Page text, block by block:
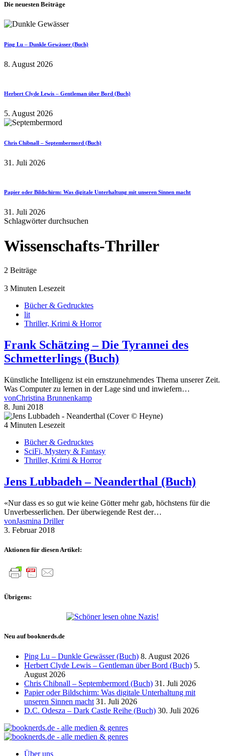
Die neuesten Beiträge
Ping Lu – Dunkle Gewässer (Buch)
8. August 2026
Herbert Clyde Lewis – Gentleman über Bord (Buch)
5. August 2026
Chris Chibnall – Septembermord (Buch)
31. Juli 2026
Papier oder Bildschirm: Was digitale Unterhaltung mit unseren Sinnen macht
31. Juli 2026
Schlagwörter durchsuchen
Wissenschafts-Thriller
2 Beiträge
3 Minuten Lesezeit
Bücher & Gedrucktes
lit
Thriller, Krimi & Horror
Frank Schätzing – Die Tyrannei des
Schmetterlings (Buch)
Künstliche Intelligenz ist ein ernstzunehmendes Thema unserer Zeit.
Was Computer zu lernen in der Lage sind und inwiefern…
vonChristina Brunnenkamp
8. Juni 2018
4 Minuten Lesezeit
Bücher & Gedrucktes
SciFi, Mystery & Fantasy
Thriller, Krimi & Horror
Jens Lubbadeh – Neanderthal (Buch)
«Nur dass es so gut wie keine Götter mehr gab, höchstens für die
Unverbesserlichen. Der überwiegende Rest der…
vonJasmina Driller
3. Februar 2018
Aktionen für diesen Artikel:
Übrigens:
Neu auf booknerds.de
Ping Lu – Dunkle Gewässer (Buch) 8. August 2026
Herbert Clyde Lewis – Gentleman über Bord (Buch) 5.
August 2026
Chris Chibnall – Septembermord (Buch) 31. Juli 2026
Papier oder Bildschirm: Was digitale Unterhaltung mit
unseren Sinnen macht 31. Juli 2026
D.C. Odesza – Dark Castle Reihe (Buch) 30. Juli 2026
Über uns